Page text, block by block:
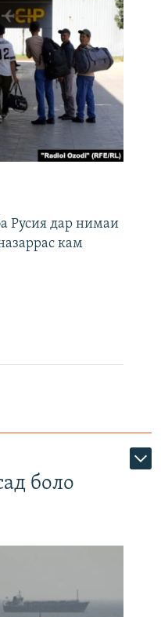
Русия дар нимаи
кам
боло